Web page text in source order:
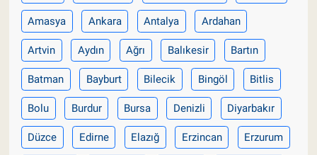
Amasya Ankara Antalya Ardahan
Artvin Aydın Ağrı Balıkesir Bartın
Batman Bayburt Bilecik Bingöl Bitlis
Bolu Burdur Bursa Denizli Diyarbakır
Düzce Edirne Elazığ Erzincan Erzurum
Tohum